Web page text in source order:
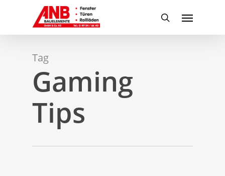
search
Menu
Tag
Gaming
Tips